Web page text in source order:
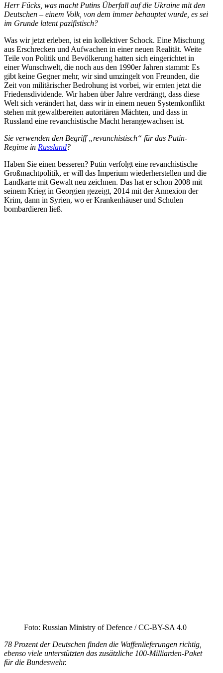
Herr Fücks, was macht Putins Überfall auf die Ukraine mit den
Deutschen – einem Volk, von dem immer behauptet wurde, es sei
im Grunde latent pazifistisch?
Was wir jetzt erleben, ist ein kollek­tiver Schock. Eine Mischung
aus Erschrecken und Aufwachen in einer neuen Realität. Weite
Teile von Politik und Bevöl­kerung hatten sich einge­richtet in
einer Wunschwelt, die noch aus den 1990er Jahren stammt: Es
gibt keine Gegner mehr, wir sind umzingelt von Freunden, die
Zeit von militä­ri­scher Bedrohung ist vorbei, wir ernten jetzt die
Friedens­di­vi­dende. Wir haben über Jahre verdrängt, dass diese
Welt sich verändert hat, dass wir in einem neuen System­kon­flikt
stehen mit gewalt­be­reiten autori­tären Mächten, und dass in
Russland eine revan­chis­tische Macht heran­ge­wachsen ist.
Sie verwenden den Begriff „revan­chis­tisch“ für das Putin-
Regime in Russland?
Haben Sie einen besseren? Putin verfolgt eine revan­chis­tische
Großmacht­po­litik, er will das Imperium wieder­her­stellen und die
Landkarte mit Gewalt neu zeichnen. Das hat er schon 2008 mit
seinem Krieg in Georgien gezeigt, 2014 mit der Annexion der
Krim, dann in Syrien, wo er Kranken­häuser und Schulen
bombar­dieren ließ.
Foto: Russian Ministry of Defence /​ CC-BY-SA 4.0
78 Prozent der Deutschen finden die Waffen­lie­fe­rungen richtig,
ebenso viele unter­stützten das zusätz­liche 100-Milli­arden-Paket
für die Bundeswehr.